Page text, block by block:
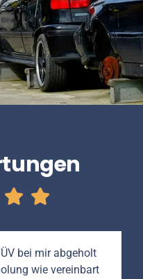
bei mir abgeholt
wie vereinbart